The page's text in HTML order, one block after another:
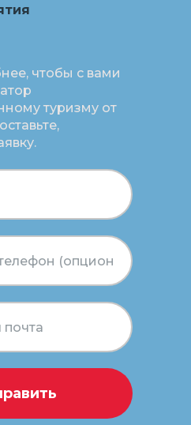
чтобы с вами
туризму от